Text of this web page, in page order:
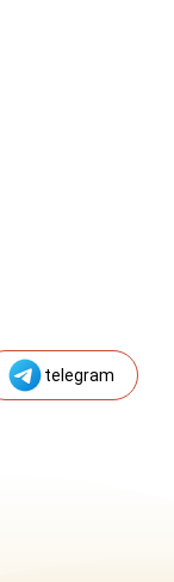
telegram